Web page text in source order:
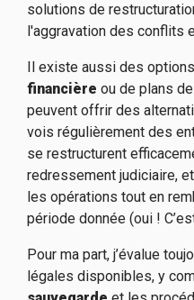
solutions de
l'aggravation des conflits
Il existe aussi des
financière ou de plans
peuvent offrir des
vois régulièrement des
se restructurent
redressement judiciaire,
les opérations tout en
période donnée (oui !
Pour ma part, j’évalue
légales disponibles, y